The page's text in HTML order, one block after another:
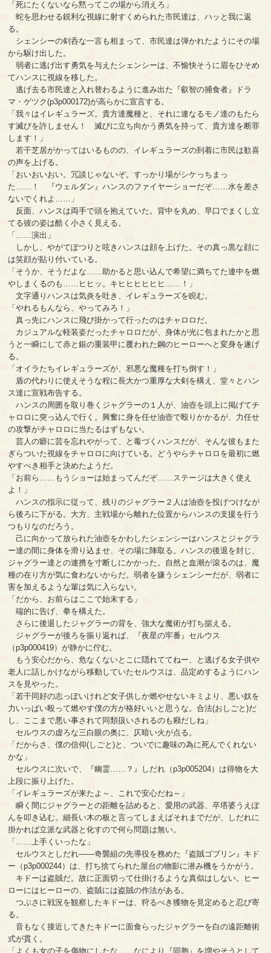
「死にたくないなら黙ってこの場から消えろ」
蛇を思わせる鋭利な視線に射すくめられた市民達は、ハッと我に返
る。
シェンシーの剣呑な一言も相まって、市民達は弾かれたようにその場
から駆け出した。
弱者に逃げ出す勇気を与えたシェンシーは、不愉快そうに眉をひそめ
てハンスに視線を移した。
逃げ去る市民達と入れ替わるように進み出た『叡智の捕食者』ドラ
マ・ゲツク(p3p000172)が高らかに宣言する。
「我々はイレギュラーズ。貴方達魔種と、それに連なるモノ達のもたら
す滅びを許しません！ 滅びに立ち向かう勇気を持って、貴方達を断罪
します！」
若干芝居がかってはいるものの、イレギュラーズの到着に市民は歓喜
の声を上げる。
「おいおいおい。冗談じゃないぞ。すっかり場がシケっちまっ
た……！ 『ウェルダン』ハンスのファイヤーショーだぞ……水を差さ
ないでくれよ……」
反面、ハンスは両手で頭を抱えていた。背中を丸め、早口でまくし立
てる彼の姿は酷く小さく見える。
「……演出」
しかし、やがてぽつりと呟きハンスは顔を上げた。その真っ黒な顔に
は笑顔が貼り付いている。
「そうか、そうだよな……助かると思い込んで希望に満ちてた連中を燃
やしまくるのも……ヒヒッ。キヒヒヒヒヒヒ……！」
文字通りハンスは気炎を吐き、イレギュラーズを睨む。
「やれるもんなら、やってみろ！」
真っ先にハンスに飛び掛かって行ったのはチャロロだ。
カジュアルな軽装姿だったチャロロだが、身体が光に包まれたかと思
うと一瞬にして赤と銀の重装甲に覆われた鋼のヒーローへと変身を遂げ
る。
「オイラたちイレギュラーズが、邪悪な魔種を打ち倒す！」
盾の代わりに使えそうな程に長大かつ重厚な大剣を構え、堂々とハン
ス達に宣戦布告する。
ハンスの周囲を取り巻くジャグラーの１人が、油壺を頭上に掲げてチ
ャロロに突っ込んで行く。興奮に身を任せ油壺で殴りかかるが、力任せ
の攻撃がチャロロに当たるはずもない。
芸人の癖に芸を忘れやがって、と毒づくハンスだが、そんな彼もまた
ぎらついた視線をチャロロに向けている。どうやらチャロロを最初に燃
やすべき相手と決めたようだ。
「お前ら……もうショーは始まってんだぞ……ステージは大きく使え
よ！」
ハンスの指示に従って、残りのジャグラー２人は油壺を投げつけなが
ら後ろに下がる。大方、主戦場から離れた位置からハンスの支援を行う
つもりなのだろう。
己に向かって放られた油壺をかわしたシェンシーはハンスとジャグラ
ー達の間に身体を滑り込ませ、その場に陣取る。ハンスの後退を封じ、
ジャグラー達との連携を寸断しにかかった。自然と血潮が滾るのは、魔
種の在り方が気に食わないからだ。弱者を嫌うシェンシーだが、弱者に
害を加えるような輩は気に入らない。
「だから、お前らはここで始末する」
端的に告げ、拳を構えた。
さらに後退したジャグラーの背を、強大な魔術が打ち据える。
ジャグラーが後ろを振り返れば、『夜星の牢番』セルウス
（p3p000419）が静かに佇む。
もう安心だから、危なくないとこに隠れててねー、と逃げる女子供や
老人に話しかけながら移動していたセルウスは、品定めするようにハン
スを見やった。
「若干同好の志っぽいけれど女子供しか燃やせないキミより、悪い奴を
力いっぱい殴って燃やす僕の方が格好いいと思うな。合法(おしごと)だ
し、ここまで悪い事されて同類扱いされるのも癪だしね」
セルウスの虚ろな三白眼の奥に、仄暗い火が点る。
「だからさ、僕の信仰(しごと)と、ついでに趣味の為に死んでくれない
かな」
セルウスに次いで、『幽霊……？』しだれ（p3p005204）は得物を大
上段に振り上げた。
「イレギュラーズが来たよ～、これで安心だね～」
瞬く間にジャグラーとの距離を詰めると、愛用の武器、卒塔婆うえぽ
んを叩き込む。細長い木の板と言ってしまえばそれまでだが、しだれに
掛かれば立派な武器と化すので何ら問題は無い。
「……上手くいったな」
セルウスとしだれ――奇襲組の先導役を務めた『盗賊ゴブリン』キド
ー（p3p000244）は、打ち捨てられた屋台の物影に潜み機をうかがう。
キドーは盗賊だ。故に正面切って仕掛けるような真似はしない。ヒー
ローにはヒーローの、盗賊には盗賊の作法がある。
つぶさに戦況を観察したキドーは、狩るべき獲物を見定めると忍び寄
る。
音もなく接近してきたキドーに面食らったジャグラーを白の遠距離術
式が貫く。
「よくも女の子を傷物にしたな……なにより『同胞』を増やそうとして